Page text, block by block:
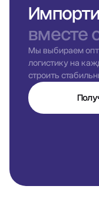
вместе
Мы выбираем
логистику на
строить